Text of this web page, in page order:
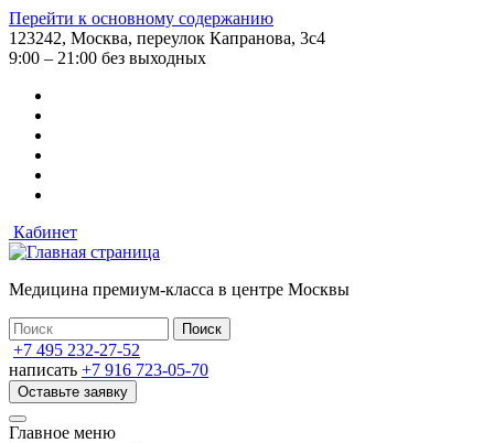
Перейти к основному содержанию
123242, Москва, переулок Капранова, 3с4
9:00 – 21:00 без выходных
Кабинет
Медицина премиум-класса в центре Москвы
+7 495 232-27-52
написать +7 916 723-05-70
Оставьте заявку
Главное меню